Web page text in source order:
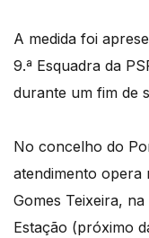
A medida foi
9.ª Esquadra da
durante um fim de
No concelho do
atendimento opera
Gomes Teixeira,
Estação (próximo